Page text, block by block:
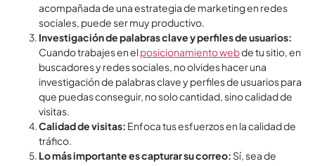
acompañada de una estrategia de marketing en redes
sociales, puede ser muy productivo.
Investigación de palabras clave y perfiles de usuarios:
Cuando trabajes en elposicionamiento webde tu sitio, en
buscadores y redes sociales, no olvides hacer una
investigación de palabras clave y perfiles de usuarios para
que puedas conseguir, no solo cantidad, sino calidad de
visitas.
Calidad de visitas: Enfoca tus esfuerzos en la calidad de
tráfico.
Lo más importante es capturar su correo: Sí, sea de